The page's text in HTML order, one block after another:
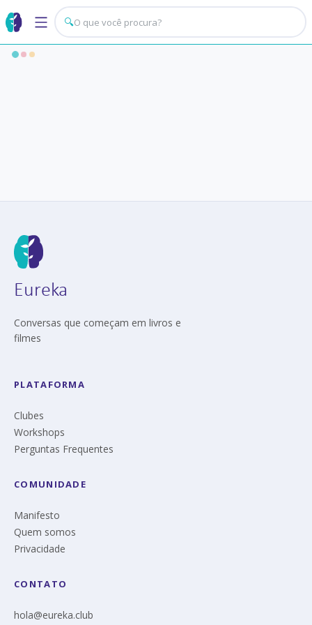
🔍
Eureka
Conversas que começam em livros e
filmes
PLATAFORMA
Clubes
Workshops
Perguntas Frequentes
COMUNIDADE
Manifesto
Quem somos
Privacidade
CONTATO
hola@eureka.club